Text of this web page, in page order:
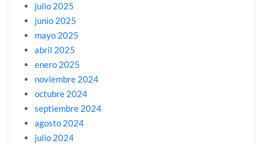
julio 2025
junio 2025
mayo 2025
abril 2025
enero 2025
noviembre 2024
octubre 2024
septiembre 2024
agosto 2024
julio 2024